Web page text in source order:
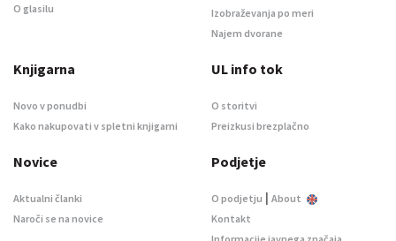
O glasilu
Izobraževanja po meri
Najem dvorane
Knjigarna
Novo v ponudbi
Kako nakupovati v spletni knjigarni
UL info tok
O storitvi
Preizkusi brezplačno
Novice
Aktualni članki
Naroči se na novice
Podjetje
O podjetju | About
Kontakt